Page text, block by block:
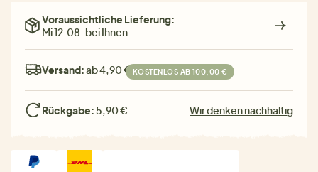
Voraussichtliche Lieferung:
Mi 12.08. bei Ihnen
Versand:ab 4,90 € KOSTENLOS AB 100,00 €
Rückgabe: 5,90 € Wir denken nachhaltig